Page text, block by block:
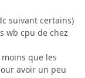
suivant certains)
wb cpu de chez
que les
avoir un peu